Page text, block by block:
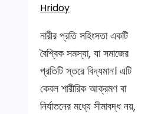
Hridoy
নারীর প্রতি সহিংসতা একটি
বৈশ্বিক সমস্যা, যা সমাজের
প্রতিটি স্তরে বিদ্যমান। এটি
কেবল শারীরিক আক্রমণ বা
নির্যাতনের মধ্যে সীমাবদ্ধ নয়,